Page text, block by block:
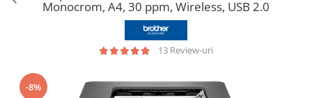
Piese schimb
Monocrom, A4, 30 ppm, Wireless, USB 2.0
13 Review-uri
-8%